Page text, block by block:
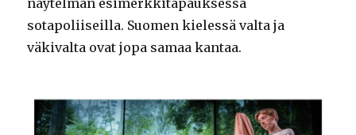
sotapoliiseilla. Suomen kielessä valta ja
väkivalta ovat jopa samaa kantaa.